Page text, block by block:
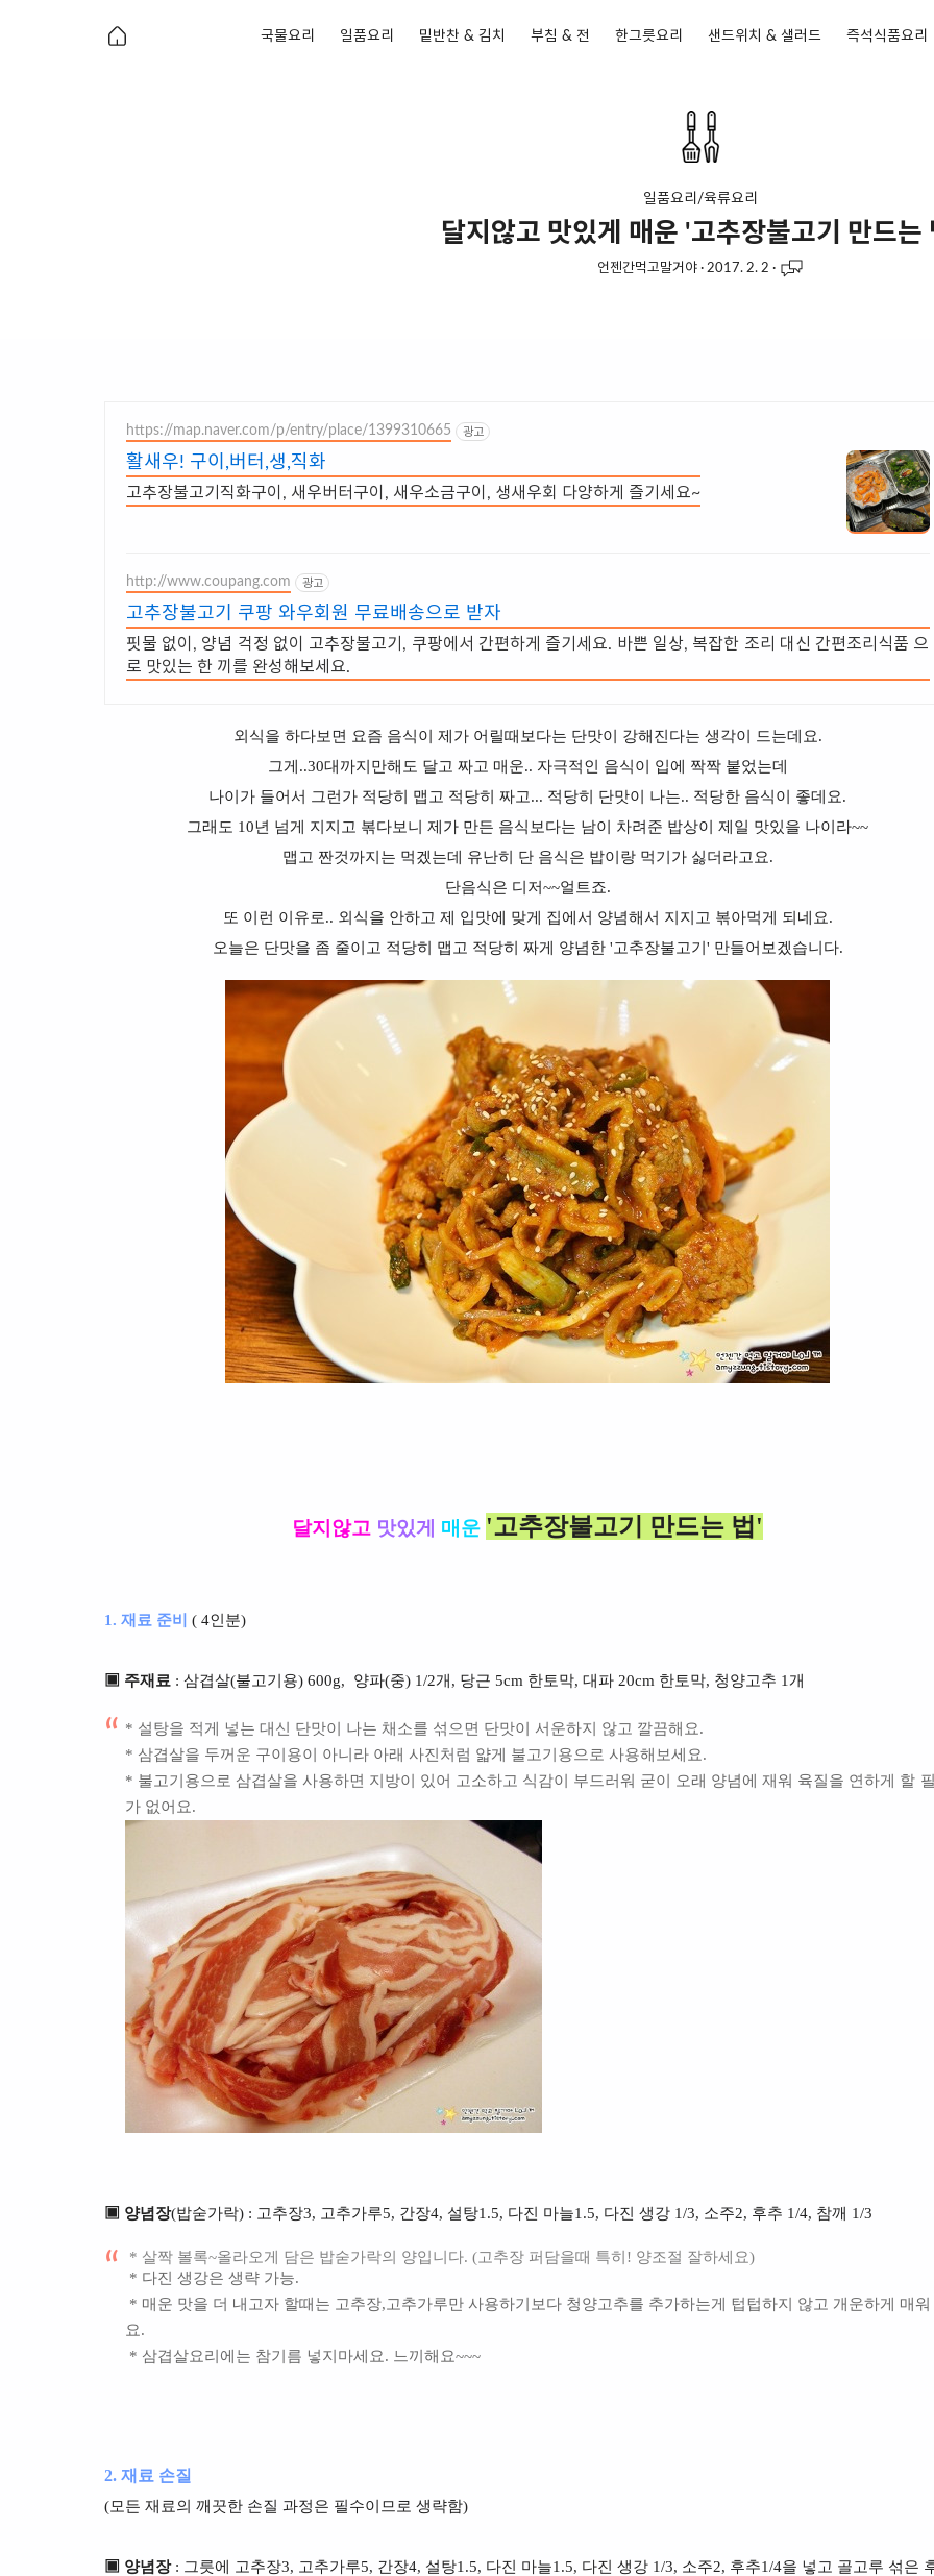
국물요리 일품요리 밑반찬 & 김치 부침 & 전 한그릇요리 샌드위치 & 샐러드 즉석식품요리
일품요리/육류요리
달지않고 맛있게 매운 '고추장불고기 만드는
언젠간먹고말거야· 2017. 2. 2 ·
https://map.naver.com/p/entry/place/1399310665 광고
활새우! 구이,버터,생,직화
고추장불고기직화구이, 새우버터구이, 새우소금구이, 생새우회 다양하게 즐기세요~
http://www.coupang.com 광고
고추장불고기 쿠팡 와우회원 무료배송으로 받자
핏물 없이, 양념 걱정 없이 고추장불고기, 쿠팡에서 간편하게 즐기세요. 바쁜 일상, 복잡한 조리 대신 간편조리식품 으
로 맛있는 한 끼를 완성해보세요.
외식을 하다보면 요즘 음식이 제가 어릴때보다는 단맛이 강해진다는 생각이 드는데요.
그게..30대까지만해도 달고 짜고 매운.. 자극적인 음식이 입에 짝짝 붙었는데
나이가 들어서 그런가 적당히 맵고 적당히 짜고... 적당히 단맛이 나는.. 적당한 음식이 좋데요.
그래도 10년 넘게 지지고 볶다보니 제가 만든 음식보다는 남이 차려준 밥상이 제일 맛있을 나이라~~
맵고 짠것까지는 먹겠는데 유난히 단 음식은 밥이랑 먹기가 싫더라고요.
단음식은 디저~~얼트죠.
또 이런 이유로.. 외식을 안하고 제 입맛에 맞게 집에서 양념해서 지지고 볶아먹게 되네요.
오늘은 단맛을 좀 줄이고 적당히 맵고 적당히 짜게 양념한 '고추장불고기' 만들어보겠습니다.
달지않고 맛있게 매운 '고추장불고기 만드는 법'
1. 재료 준비 ( 4인분)
▣ 주재료 : 삼겹살(불고기용) 600g, 양파(중) 1/2개, 당근 5cm 한토막, 대파 20cm 한토막, 청양고추 1개
* 설탕을 적게 넣는 대신 단맛이 나는 채소를 섞으면 단맛이 서운하지 않고 깔끔해요.
* 삼겹살을 두꺼운 구이용이 아니라 아래 사진처럼 얇게 불고기용으로 사용해보세요.
* 불고기용으로 삼겹살을 사용하면 지방이 있어 고소하고 식감이 부드러워 굳이 오래 양념에 재워 육질을 연하게 할
가 없어요.
▣ 양념장(밥숟가락) : 고추장3, 고추가루5, 간장4, 설탕1.5, 다진 마늘1.5, 다진 생강 1/3, 소주2, 후추 1/4, 참깨 1/3
* 살짝 볼록~올라오게 담은 밥숟가락의 양입니다. (고추장 퍼담을때 특히! 양조절 잘하세요)
* 다진 생강은 생략 가능.
* 매운 맛을 더 내고자 할때는 고추장,고추가루만 사용하기보다 청양고추를 추가하는게 텁텁하지 않고 개운하게 매워
요.
* 삼겹살요리에는 참기름 넣지마세요. 느끼해요~~~
2. 재료 손질
(모든 재료의 깨끗한 손질 과정은 필수이므로 생략함)
▣ 양념장: 그릇에 고추장3, 고추가루5, 간장4, 설탕1.5, 다진 마늘1.5, 다진 생강 1/3, 소주2, 후추1/4을 넣고 골고루 섞은